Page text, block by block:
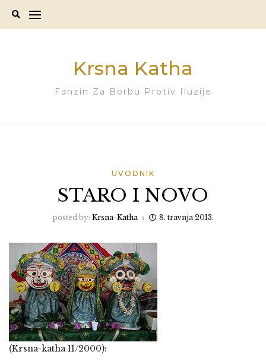
Krsna Katha
Fanzin Za Borbu Protiv Iluzije
UVODNIK
STARO I NOVO
posted by: Krsna-Katha 8. travnja 2013.
(Krsna-katha 11/2000):